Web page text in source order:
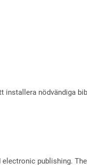
installera nödvändiga
publishing.